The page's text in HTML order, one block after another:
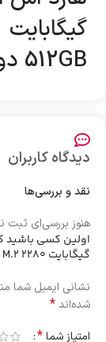
512GB دو شیار میکس برند
دیدگاه کاربران
نقد و بررسی‌ها
هنوز بررسی‌ای ثبت
گیگابایت SSD NVME M.2 2280 دو شیار استوک”
نشانی ایمیل شما
شده‌اند*
امتیاز شما*